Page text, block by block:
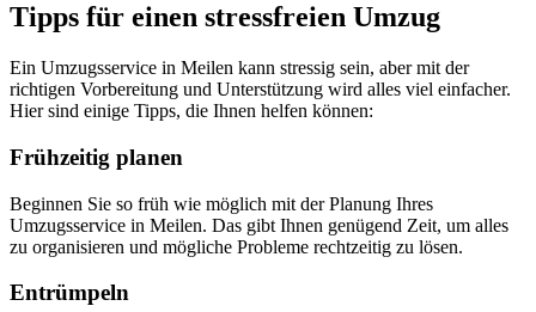
Tipps für einen stressfreien Umzug
Ein Umzugsservice in Meilen kann stressig sein, aber mit der
richtigen Vorbereitung und Unterstützung wird alles viel einfacher.
Hier sind einige Tipps, die Ihnen helfen können:
Frühzeitig planen
Beginnen Sie so früh wie möglich mit der Planung Ihres
Umzugsservice in Meilen. Das gibt Ihnen genügend Zeit, um alles
zu organisieren und mögliche Probleme rechtzeitig zu lösen.
Entrümpeln